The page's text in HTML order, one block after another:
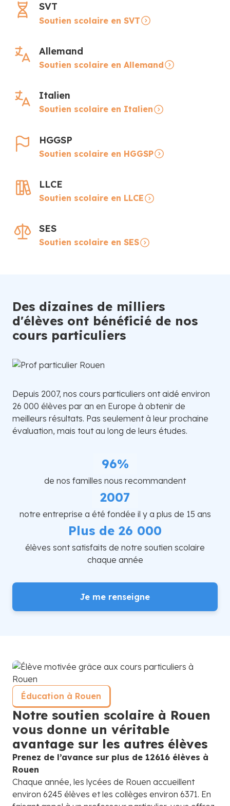
SVT
Soutien scolaire en SVT
Allemand
Soutien scolaire en Allemand
Italien
Soutien scolaire en Italien
HGGSP
Soutien scolaire en HGGSP
LLCE
Soutien scolaire en LLCE
SES
Soutien scolaire en SES
Des dizaines de milliers
d'élèves ont bénéficié de nos
cours particuliers
Depuis 2007, nos cours particuliers ont aidé environ
26 000 élèves par an en Europe à obtenir de
meilleurs résultats. Pas seulement à leur prochaine
évaluation, mais tout au long de leurs études.
96%
de nos familles nous recommandent
2007
notre entreprise a été fondée il y a plus de 15 ans
Plus de 26 000
élèves sont satisfaits de notre soutien scolaire
chaque année
Je me renseigne
Éducation à Rouen
Notre soutien scolaire à Rouen
vous donne un véritable
avantage sur les autres élèves
Prenez de l’avance sur plus de 12616 élèves à
Rouen
Chaque année, les lycées de Rouen accueillent
environ 6245 élèves et les collèges environ 6371. En